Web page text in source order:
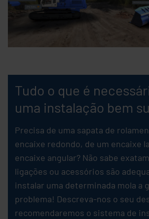
Tudo o que é
uma instalação bem
Precisa de uma sapata de
encaixe redondo, de um encaixe
encaixe angular? Não sabe
ligações ou acessórios são
instalar uma determinada mola a
problema! Descreva-nos o seu
recomendaremos o sistema de